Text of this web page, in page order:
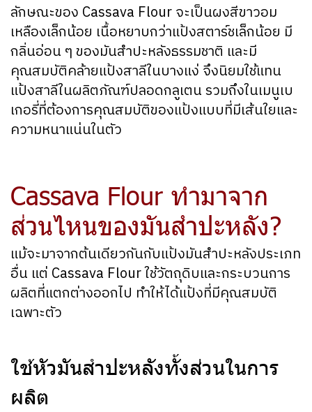
ลักษณะของ Cassava Flour จะเป็นผงสีขาวอม
เหลืองเล็กน้อย เนื้อหยาบกว่าแป้งสตาร์ชเล็กน้อย มี
กลิ่นอ่อน ๆ ของมันสำปะหลังธรรมชาติ และมี
คุณสมบัติคล้ายแป้งสาลีในบางแง่ จึงนิยมใช้แทน
แป้งสาลีในผลิตภัณฑ์ปลอดกลูเตน รวมถึงในเมนูเบ
เกอรี่ที่ต้องการคุณสมบัติของแป้งแบบที่มีเส้นใยและ
ความหนาแน่นในตัว
Cassava Flour ทำมาจาก
ส่วนไหนของมันสำปะหลัง?
แม้จะมาจากต้นเดียวกันกับแป้งมันสำปะหลังประเภท
อื่น แต่ Cassava Flour ใช้วัตถุดิบและกระบวนการ
ผลิตที่แตกต่างออกไป ทำให้ได้แป้งที่มีคุณสมบัติ
เฉพาะตัว
ใช้หัวมันสำปะหลังทั้งส่วนในการ
ผลิต